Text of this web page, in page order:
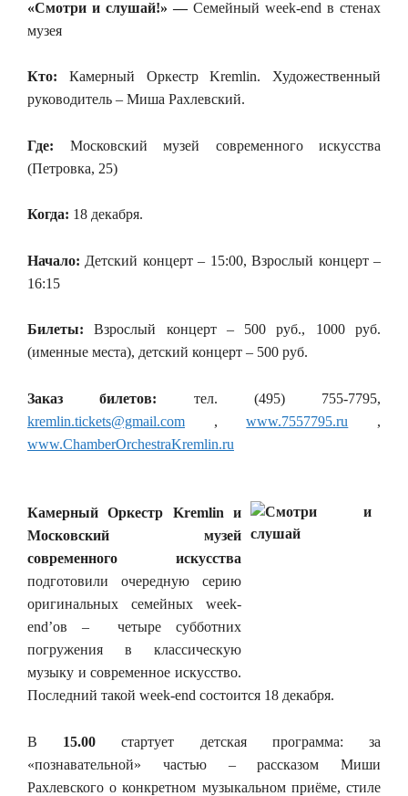
«Смотри и слушай!» — Семейный week-end в стенах
музея
Кто: Камерный Оркестр Kremlin. Художественный
руководитель – Миша Рахлевский.
Где: Московский музей современного искусства
(Петровка, 25)
Когда: 18 декабря.
Начало: Детский концерт – 15:00, Взрослый концерт –
16:15
Билеты: Взрослый концерт – 500 руб., 1000 руб.
(именные места), детский концерт – 500 руб.
Заказ билетов: тел. (495) 755-7795,
kremlin.tickets@gmail.com ,www.7557795.ru ,
www.ChamberOrchestraKremlin.ru
Камерный Оркестр Kremlin и
Московский музей
современного искусства
подготовили очередную серию
оригинальных семейных week-
end’ов – четыре субботних
погружения в классическую
музыку и современное искусство.
Последний такой week-end состоится 18 декабря.
В 15.00 стартует детская программа: за
«познавательной» частью – рассказом Миши
Рахлевского о конкретном музыкальном приёме, стиле